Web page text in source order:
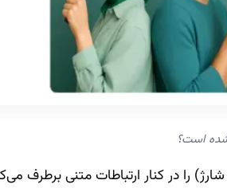
شده است؟
را در کنار ارتباطات متنی برطرف